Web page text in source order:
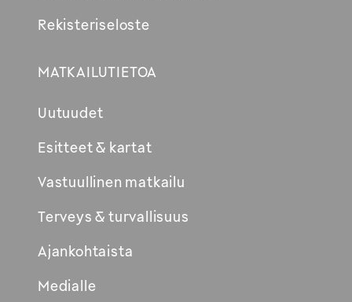
Rekisteriseloste
MATKAILUTIETOA
Uutuudet
Esitteet & kartat
Vastuullinen matkailu
Terveys & turvallisuus
Ajankohtaista
Medialle